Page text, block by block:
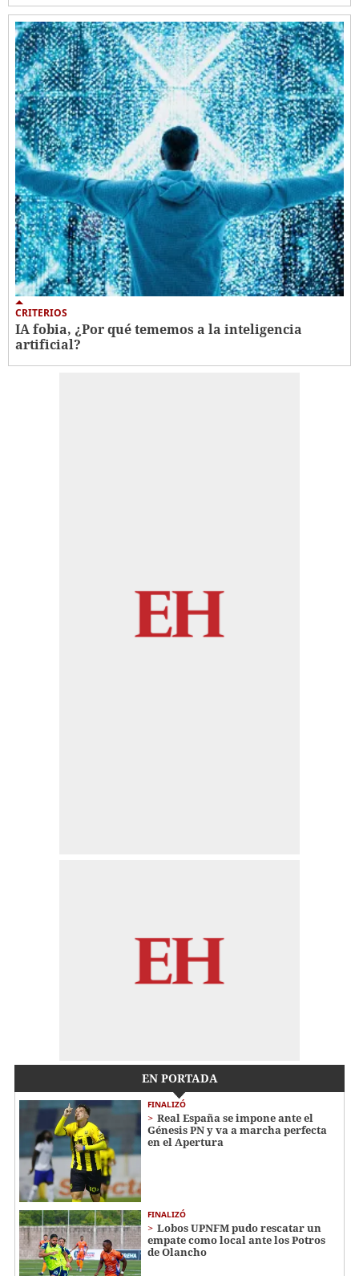
CRITERIOS
IA fobia, ¿Por qué tememos a la inteligencia
artificial?
EN PORTADA
FINALIZÓ
Real España se impone ante el
Génesis PN y va a marcha perfecta
en el Apertura
FINALIZÓ
Lobos UPNFM pudo rescatar un
empate como local ante los Potros
de Olancho